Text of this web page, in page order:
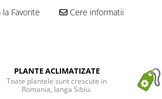
la Favorite Cere informatii
PLANTE ACLIMATIZATE
Toate plantele sunt crescute in
Romania, langa Sibiu.